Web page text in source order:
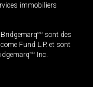
immobiliers
MD sont des
Fund L.P. et sont
MD Inc.